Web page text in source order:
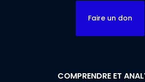
Faire un don
COMPRENDRE ET